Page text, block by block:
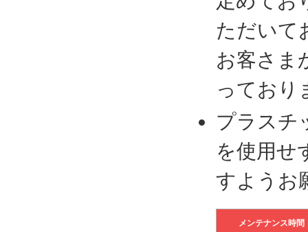
ただいて
お客さま
っており
プラスチ
を使用せ
すようお
メンテナンス時間